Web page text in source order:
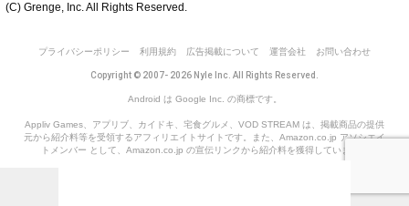
(C) Grenge, Inc. All Rights Reserved.
プライバシーポリシー 利用規約 広告掲載について 運営会社 お問い合わせ
Copyright © 2007- 2026 Nyle Inc. All Rights Reserved.
Android は Google Inc. の商標です。
Appliv Games、アプリブ、カイドキ、宅食グルメ、VOD STREAM は、掲載商品の提供
元から紹介料等を受領するアフィリエイトサイトです。また、Amazon.co.jp アソシエイ
トメンバー として、Amazon.co.jp の宣伝リンクから紹介料を獲得しています。